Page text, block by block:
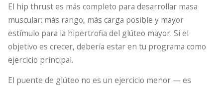
El hip thrust es más completo para desarrollar masa
muscular: más rango, más carga posible y mayor
estímulo para la hipertrofia del glúteo mayor. Si el
objetivo es crecer, debería estar en tu programa como
ejercicio principal.
El puente de glúteo no es un ejercicio menor — es